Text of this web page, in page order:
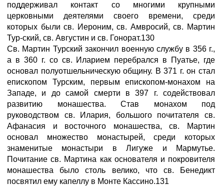
поддерживал контакт со многими крупными
церковными деятелями своего времени, среди
которых были св. Иероним, св. Амвросий, св. Мартин
Тур-ский, св. Августин и св. Гонорат.130
Св. Мартин Турский закончил военную службу в 356 г.,
а в 360 г. со св. Иларием перебрался в Пуатье, где
основал полуотшельническую общину. В 371 г. он стал
епископом Турским, первым епископом-монахом на
Западе, и до самой смерти в 397 г. содействовал
развитию монашества. Став монахом под
руководством св. Илария, большого почитателя св.
Афанасия и восточного монашества, св. Мартин
основал множество монастырей, среди которых
знаменитые монастыри в Лигуже и Мармутье.
Почитание св. Мартина как основателя и покровителя
монашества было столь велико, что св. Бенедикт
посвятил ему капеллу в Монте Кассино.131